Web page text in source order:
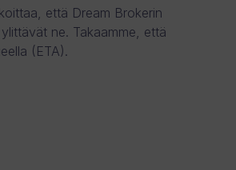
että Dream Brokerin
ne. Takaamme, että
(ETA).